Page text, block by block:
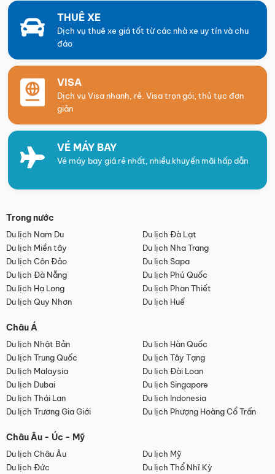
THUÊ XE
Dịch vụ thuê xe giá tốt từ các nhà xe uy tín và chu
đáo
VISA
Dịch vụ Visa nhanh, rẻ. Visa trọn gói, thủ tục đơn
giản
VÉ MÁY BAY
Vé máy bay giá rẻ nhất, nhiều khuyến mãi hấp dẫn
Trong nước
Du lịch Nam Du
Du lịch Đà Lạt
Du lịch Miền tây
Du lịch Nha Trang
Du lịch Côn Đảo
Du lịch Sapa
Du lịch Đà Nẵng
Du lịch Phú Quốc
Du lịch Hạ Long
Du lịch Phan Thiết
Du lịch Quy Nhơn
Du lịch Huế
Châu Á
Du lịch Nhật Bản
Du lịch Hàn Quốc
Du lịch Trung Quốc
Du lịch Tây Tạng
Du lịch Malaysia
Du lịch Đài Loan
Du lịch Dubai
Du lịch Singapore
Du lịch Thái Lan
Du lịch Indonesia
Du lịch Trương Gia Giới
Du lịch Phượng Hoàng Cổ Trấn
Châu Âu - Úc - Mỹ
Du lịch Châu Âu
Du lịch Mỹ
Du lịch Đức
Du lịch Thổ Nhĩ Kỳ